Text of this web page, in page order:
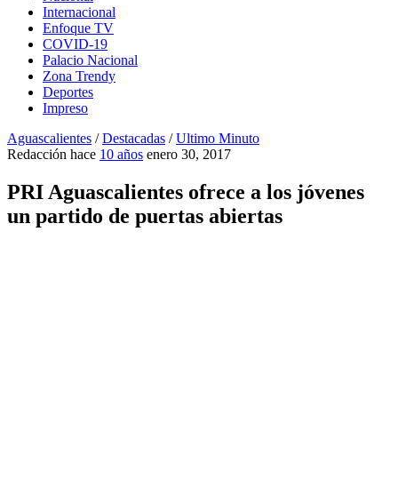
Internacional
Enfoque TV
COVID-19
Palacio Nacional
Zona Trendy
Deportes
Impreso
Aguascalientes /Destacadas /Ultimo Minuto
Redacción hace 10 años enero 30, 2017
PRI Aguascalientes ofrece a los jóvenes
un partido de puertas abiertas